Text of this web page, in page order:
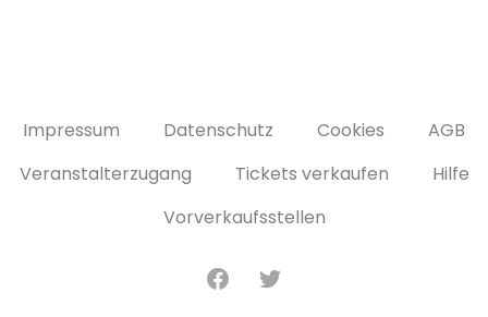
Impressum Datenschutz Cookies
AGB
Veranstalterzugang
Tickets verkaufen
Hilfe
Vorverkaufsstellen
FacebookTwitter